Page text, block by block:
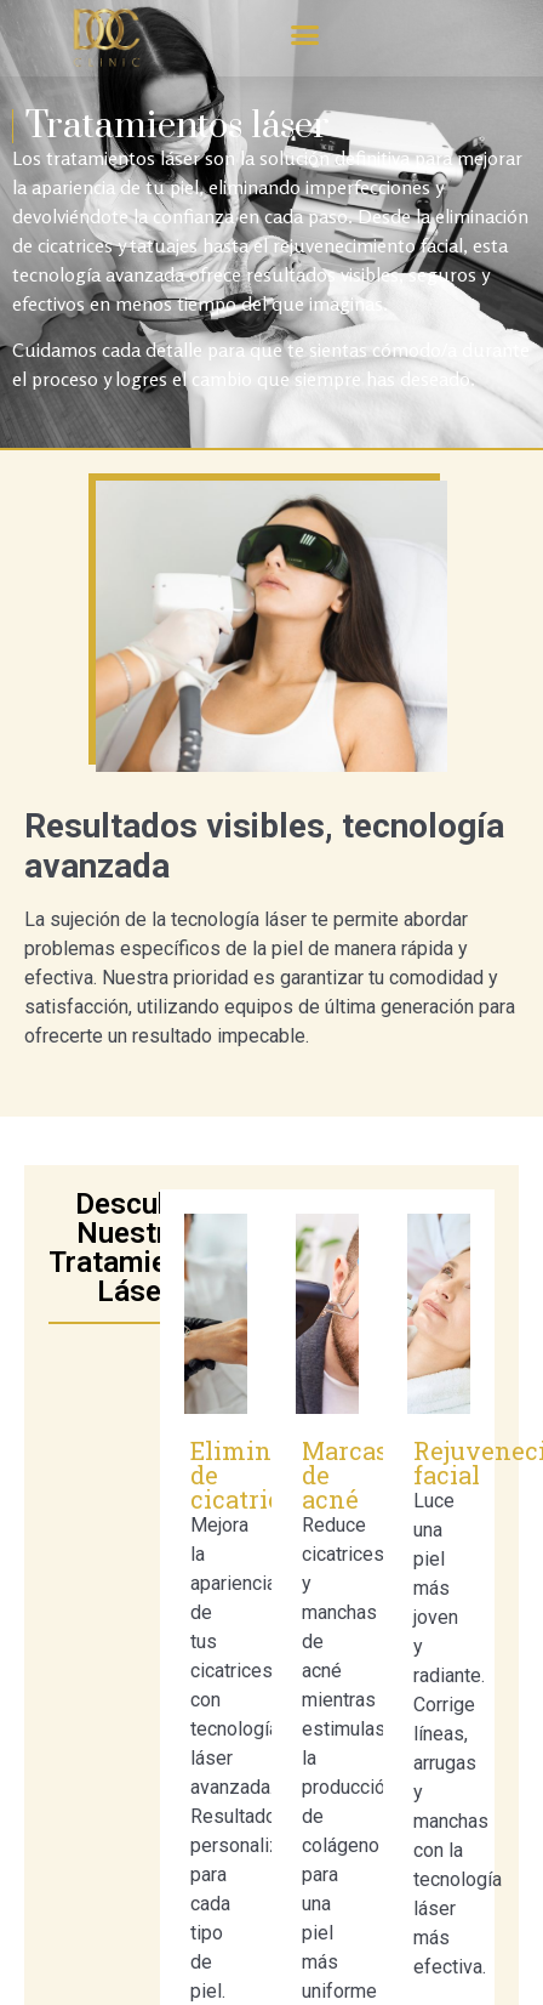
Tratamientos láser
Los tratamientos láser son la solución definitiva para mejorar
la apariencia de tu piel, eliminando imperfecciones y
devolviéndote la confianza en cada paso. Desde la eliminación
de cicatrices y tatuajes hasta el rejuvenecimiento facial, esta
tecnología avanzada ofrece resultados visibles, seguros y
efectivos en menos tiempo del que imaginas.
Cuidamos cada detalle para que te sientas cómodo/a durante
el proceso y logres el cambio que siempre has deseado.
Resultados visibles, tecnología
avanzada
La sujeción de la tecnología láser te permite abordar
problemas específicos de la piel de manera rápida y
efectiva. Nuestra prioridad es garantizar tu comodidad y
satisfacción, utilizando equipos de última generación para
ofrecerte un resultado impecable.
Descubre
Nuestros
Tratamientos
Láser:
Eliminación
de
cicatrices
Mejora
la
apariencia
de
tus
cicatrices
con
tecnología
láser
avanzada.
Resultados
personalizados
para
cada
tipo
de
piel.
Marcas
de
acné
Reduce
cicatrices
y
manchas
de
acné
mientras
estimulas
la
producción
de
colágeno
para
una
piel
más
uniforme
facial
Luce
una
piel
más
joven
y
radiante.
Corrige
líneas,
arrugas
y
manchas
con la
tecnología
láser
más
efectiva.